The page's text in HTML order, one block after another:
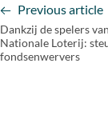
Previous article
Dankzij de spelers
Nationale Loterij:
fondsenwervers